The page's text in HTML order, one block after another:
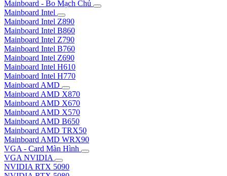
Mainboard - Bo Mạch Chủ
Mainboard Intel
Mainboard Intel Z890
Mainboard Intel B860
Mainboard Intel Z790
Mainboard Intel B760
Mainboard Intel Z690
Mainboard Intel H610
Mainboard Intel H770
Mainboard AMD
Mainboard AMD X870
Mainboard AMD X670
Mainboard AMD X570
Mainboard AMD B650
Mainboard AMD TRX50
Mainboard AMD WRX90
VGA - Card Màn Hình
VGA NVIDIA
NVIDIA RTX 5090